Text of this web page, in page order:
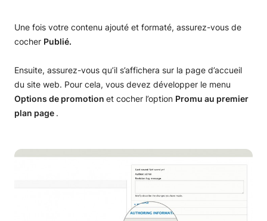
Taxonomie
Vocabulaire
Gérer le vocabulaire
Publier du contenu
Tutoriel pour les utilisateurs
Contrôle d’accès
Administration Drupal
Configuration requise
Création de sauvegarde
Gestion des modules Drupal
Installer et utiliser les panneaux pour Drupal
Une fois votre contenu ajouté et formaté, assurez-vous de
cocher Publié.
Ensuite, assurez-vous qu’il s’affichera sur la page d’accueil
du site web. Pour cela, vous devez développer le menu
Options de promotion et cocher l’option Promu au premier
plan page .